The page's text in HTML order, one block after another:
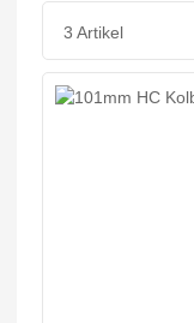
3 Artikel